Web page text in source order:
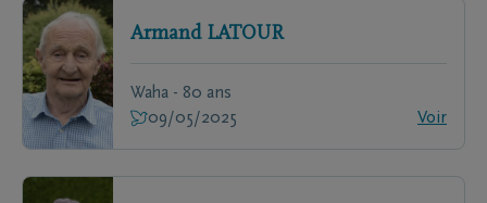
Armand LATOUR
Waha - 80 ans
09/05/2025
Voir